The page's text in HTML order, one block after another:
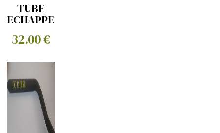
TUBE
ECHAPPEMENT
DE
32.00 €